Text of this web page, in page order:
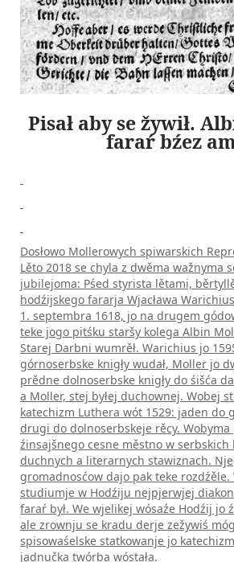
Pisał aby se žywił.
faraŕ bźez
Dosłowo Mollerowych spiwarskich
Lěto 2018 se chyla z dwěma wažnyma
jubilejoma: Pśed styrista lětami,
hodźijskego fararja Wjacława
1. septembra 1618, jo na drugem
teke jogo pitśku staršy kolega Albin
Starej Darbni wumrěł. Warichius jo
górnoserbske knigły wudał, Moller jo
prědne dolnoserbske knigły do śišća
a Moller, stej byłej duchownej. Wobej
katechizm Luthera wót 1529: jaden do
drugi do dolnoserbskeje rěcy.
źinsajšnego cesne městno w
duchnych a literarnych stawiznach.
gromadnosćow dajo pak teke
studiumje w Hodźiju nejpjerwjej
faraŕ był. We wjelikej wósaźe Hodźij jo
ale zrownju se kradu derje zežywiś
spisowaśelske statkowanje jo
jadnučka twórba wóstała.